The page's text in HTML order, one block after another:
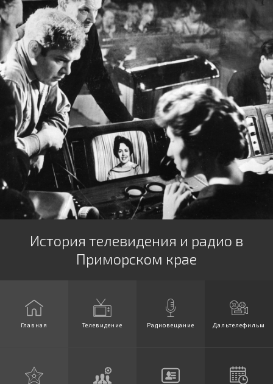
История телевидения и радио в
Приморском крае
Главная Телевидение Радиовещание Дальтелефильм